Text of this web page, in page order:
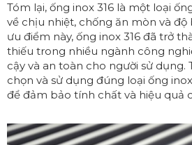
Tóm lại, ống inox 316 là một loại
về chịu nhiệt, chống ăn mòn và độ
ưu điểm này, ống inox 316 đã trở
thiếu trong nhiều ngành công
cậy và an toàn cho người sử dụng.
chọn và sử dụng đúng loại ống
để đảm bảo tính chất và hiệu quả